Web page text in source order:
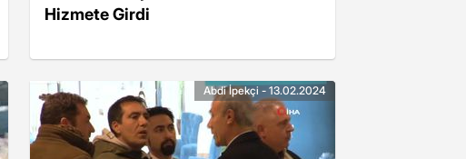
Hizmete Girdi
Abdi İpekçi - 13.02.2024